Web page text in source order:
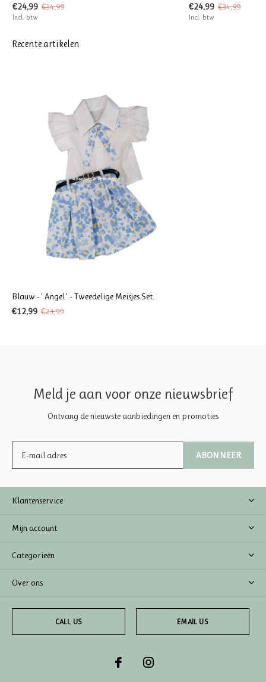
€24,99 €34,99
Incl. btw
€24,99 €34,99
Incl. btw
Recente artikelen
Blauw - ' Angel ' - Tweedelige Meisjes Set.
€12,99 €23,99
Meld je aan voor onze nieuwsbrief
Ontvang de nieuwste aanbiedingen en promoties
ABONNEER
Klantenservice
Mijn account
Categorieën
Over ons
CALL US EMAIL US